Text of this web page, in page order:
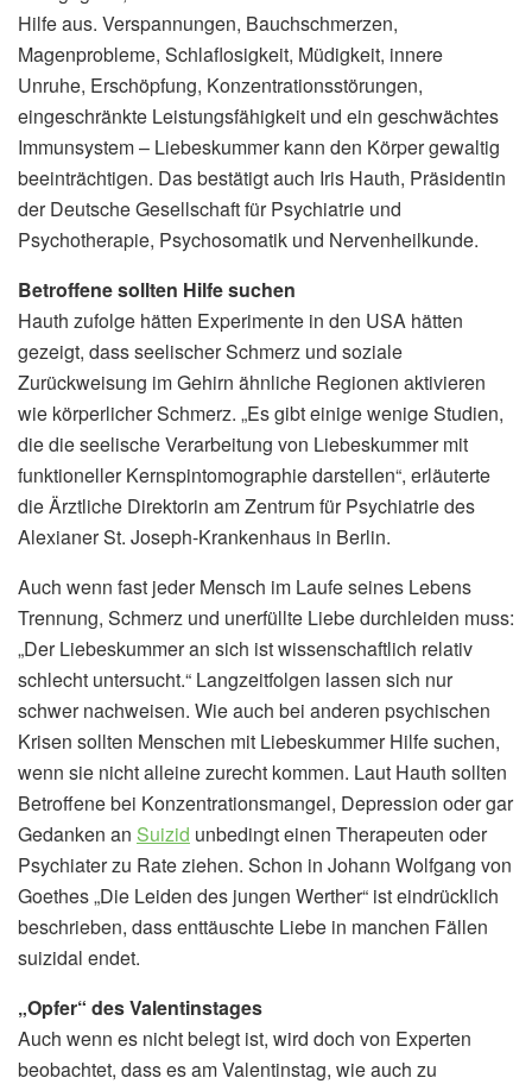
Hilfe aus. Verspannungen, Bauchschmerzen,
Magenprobleme, Schlaflosigkeit, Müdigkeit, innere
Unruhe, Erschöpfung, Konzentrationsstörungen,
eingeschränkte Leistungsfähigkeit und ein geschwächtes
Immunsystem – Liebeskummer kann den Körper gewaltig
beeinträchtigen. Das bestätigt auch Iris Hauth, Präsidentin
der Deutsche Gesellschaft für Psychiatrie und
Psychotherapie, Psychosomatik und Nervenheilkunde.
Betroffene sollten Hilfe suchen
Hauth zufolge hätten Experimente in den USA hätten
gezeigt, dass seelischer Schmerz und soziale
Zurückweisung im Gehirn ähnliche Regionen aktivieren
wie körperlicher Schmerz. „Es gibt einige wenige Studien,
die die seelische Verarbeitung von Liebeskummer mit
funktioneller Kernspintomographie darstellen“, erläuterte
die Ärztliche Direktorin am Zentrum für Psychiatrie des
Alexianer St. Joseph-Krankenhaus in Berlin.
Auch wenn fast jeder Mensch im Laufe seines Lebens
Trennung, Schmerz und unerfüllte Liebe durchleiden muss:
„Der Liebeskummer an sich ist wissenschaftlich relativ
schlecht untersucht.“ Langzeitfolgen lassen sich nur
schwer nachweisen. Wie auch bei anderen psychischen
Krisen sollten Menschen mit Liebeskummer Hilfe suchen,
wenn sie nicht alleine zurecht kommen. Laut Hauth sollten
Betroffene bei Konzentrationsmangel, Depression oder gar
Gedanken an Suizid unbedingt einen Therapeuten oder
Psychiater zu Rate ziehen. Schon in Johann Wolfgang von
Goethes „Die Leiden des jungen Werther“ ist eindrücklich
beschrieben, dass enttäuschte Liebe in manchen Fällen
suizidal endet.
„Opfer“ des Valentinstages
Auch wenn es nicht belegt ist, wird doch von Experten
beobachtet, dass es am Valentinstag, wie auch zu